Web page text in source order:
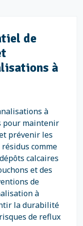
de
à
à
pour maintenir
prévenir les
comme
calcaires
et des
de
à
la durabilité
de reflux